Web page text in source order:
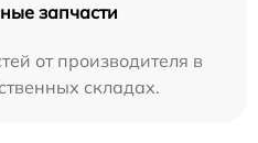
запчасти
от производителя в
складах.